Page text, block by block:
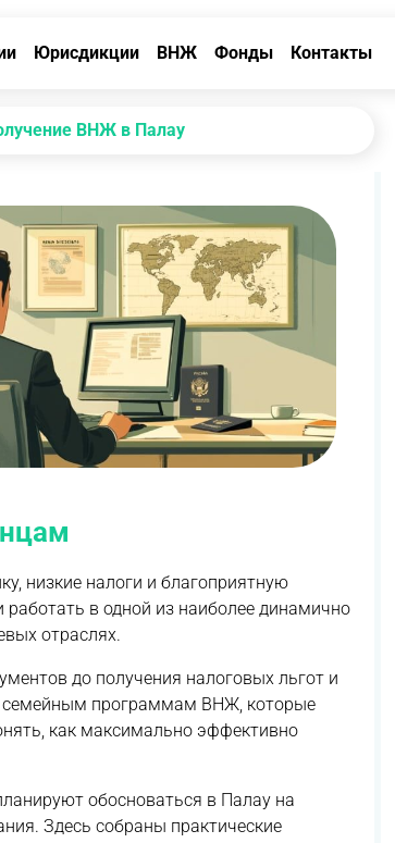
Юрисдикции ВНЖ Фонды Контакты
ВНЖ в Палау
низкие налоги и благоприятную
в одной из наиболее динамично
отраслях.
до получения налоговых льгот и
семейным программам ВНЖ, которые
как максимально эффективно
обосноваться в Палау на
Здесь собраны практические